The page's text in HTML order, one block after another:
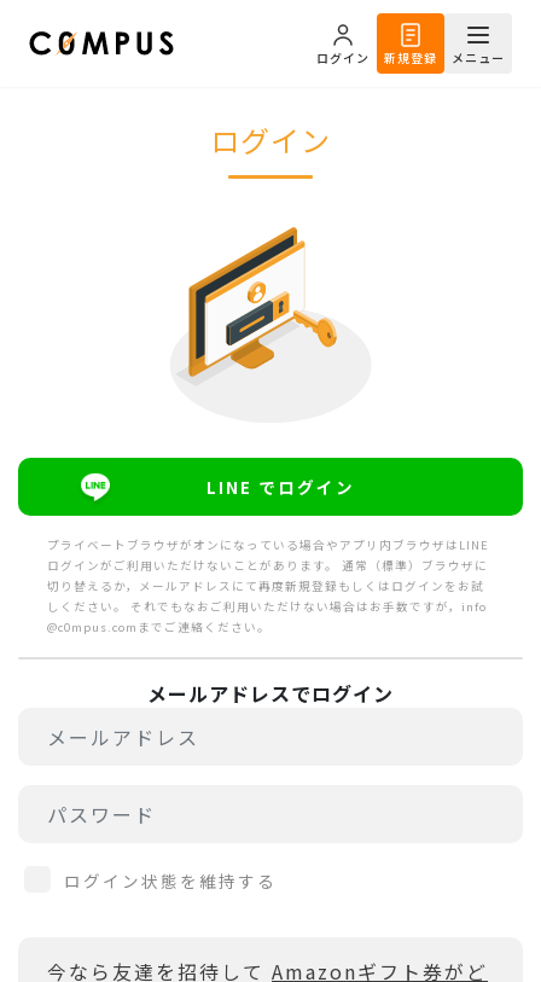
ログイン 新規登録 メニュー
ログイン
LINE でログイン
プライベートブラウザがオンになっている場合やアプリ内ブラウザはLINE
ログインがご利用いただけないことがあります。 通常（標準）ブラウザに
切り替えるか，メールアドレスにて再度新規登録もしくはログインをお試
しください。 それでもなおご利用いただけない場合はお手数ですが，info
@c0mpus.comまでご連絡ください。
メールアドレスでログイン
ログイン状態を維持する
今なら友達を招待して Amazonギフト券がど